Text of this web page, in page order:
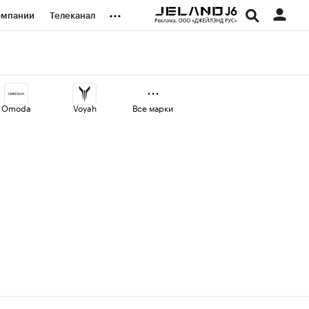
Телеканал ...
Omoda Voyah Все марки